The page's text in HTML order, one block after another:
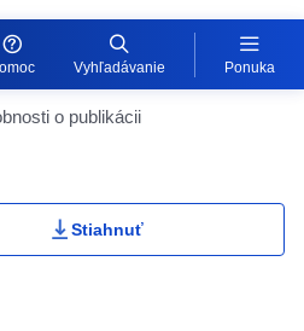
Vyhľadávanie Ponuka
o publikácii
Portlet
Stiahnuť